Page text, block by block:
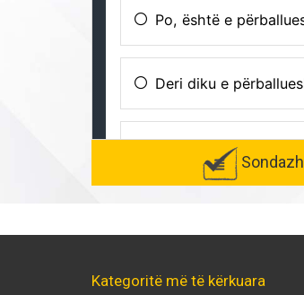
Sondazh
Kategoritë më të kërkuara